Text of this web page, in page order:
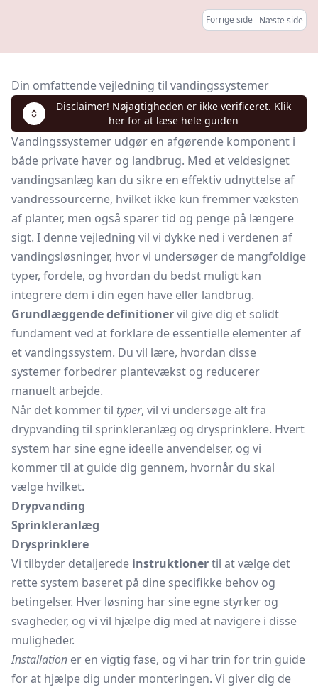
Forrige side Næste side
Din omfattende vejledning til vandingssystemer
Disclaimer! Nøjagtigheden er ikke verificeret. Klik
her for at læse hele guiden
Vandingssystemer udgør en afgørende komponent i
både private haver og landbrug. Med et veldesignet
vandingsanlæg kan du sikre en effektiv udnyttelse af
vandressourcerne, hvilket ikke kun fremmer væksten
af planter, men også sparer tid og penge på længere
sigt. I denne vejledning vil vi dykke ned i verdenen af
vandingsløsninger, hvor vi undersøger de mangfoldige
typer, fordele, og hvordan du bedst muligt kan
integrere dem i din egen have eller landbrug.
Grundlæggende definitionervil give dig et solidt
fundament ved at forklare de essentielle elementer af
et vandingssystem. Du vil lære, hvordan disse
systemer forbedrer plantevækst og reducerer
manuelt arbejde.
Når det kommer til typer, vil vi undersøge alt fra
drypvanding til sprinkleranlæg og drysprinklere. Hvert
system har sine egne ideelle anvendelser, og vi
kommer til at guide dig gennem, hvornår du skal
vælge hvilket.
Drypvanding
Sprinkleranlæg
Drysprinklere
Vi tilbyder detaljerede instruktionertil at vælge det
rette system baseret på dine specifikke behov og
betingelser. Hver løsning har sine egne styrker og
svagheder, og vi vil hjælpe dig med at navigere i disse
muligheder.
Installation er en vigtig fase, og vi har trin for trin guide
for at hjælpe dig under monteringen. Vi giver dig de